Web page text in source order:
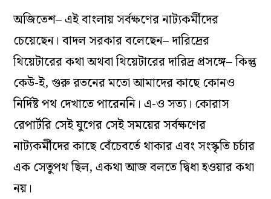
অজিতেশ– এই বাংলায় সর্বক্ষণের নাট‌্যকর্মীদের
চেয়েছেন। বাদল সরকার বলেছেন– দারিদ্রের
থিয়েটারের কথা অথবা থিয়েটারের দারিদ্র প্রসঙ্গে– কিন্তু
কেউ-ই, গুরু রতনের মতো আমাদের কাছে কোনও
নির্দিষ্ট পথ দেখাতে পারেননি। এ-ও সত‌্য। কোরাস
রেপার্টরি সেই যুগের সেই সময়ের সর্বক্ষণের
নাট‌্যকর্মীদের কাছে বেঁচেবর্তে থাকার এবং সংস্কৃতি চর্চার
এক সেতুপথ ছিল, একথা আজ বলতে দ্বিধা হওয়ার কথা
নয়।